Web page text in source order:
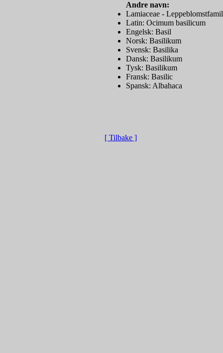
Andre navn:
Lamiaceae -
Latin: Ocimum basilicum
Engelsk: Basil
Norsk: Basilikum
Svensk: Basilika
Dansk: Basilikum
Tysk: Basilikum
Fransk: Basilic
Spansk: Albahaca
[ Tilbake ]